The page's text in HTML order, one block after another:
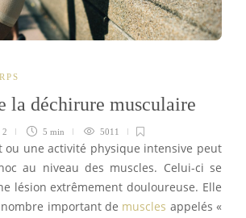
la déchirure musculaire
2 5 min 5011
ou une activité physique intensive peut
au niveau des muscles. Celui-ci se
lésion extrêmement douloureuse. Elle
important de muscles appelés «